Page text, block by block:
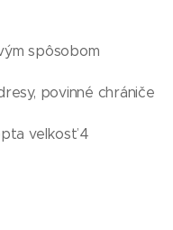
spôsobom
povinné chrániče
veľkosť 4